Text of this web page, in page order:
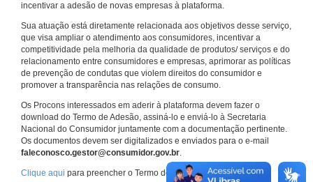
incentivar a adesão de novas empresas à plataforma.
Sua atuação está diretamente relacionada aos objetivos desse serviço,
que visa ampliar o atendimento aos consumidores, incentivar a
competitividade pela melhoria da qualidade de produtos/ serviços e do
relacionamento entre consumidores e empresas, aprimorar as políticas
de prevenção de condutas que violem direitos do consumidor e
promover a transparência nas relações de consumo.
Os Procons interessados em aderir à plataforma devem fazer o
download do Termo de Adesão, assiná-lo e enviá-lo à Secretaria
Nacional do Consumidor juntamente com a documentação pertinente.
Os documentos devem ser digitalizados e enviados para o e-mail
faleconosco.gestor@consumidor.gov.br.
Clique aqui para preencher o Termo de Adesão.